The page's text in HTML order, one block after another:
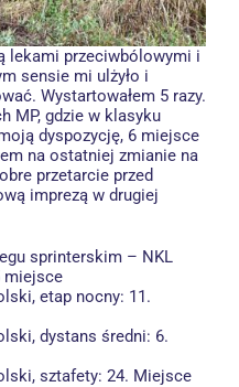
lekami przeciwbólowymi i
sensie mi ulżyło i
Wystartowałem 5 razy.
MP, gdzie w klasyku
dyspozycję, 6 miejsce
na ostatniej zmianie na
przetarcie przed
imprezą w drugiej
sprinterskim – NKL
miejsce
etap nocny: 11.
dystans średni: 6.
sztafety: 24. Miejsce